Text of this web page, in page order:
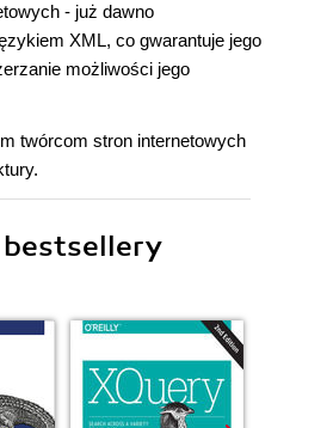
- już dawno
XML, co gwarantuje jego
możliwości jego
twórcom stron internetowych